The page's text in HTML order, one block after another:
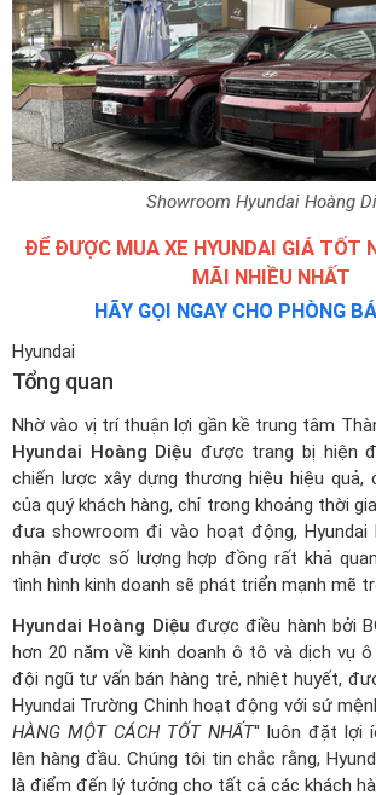
Showroom Hyundai Hoàng
ĐỂ ĐƯỢC MUA XE HYUNDAI GIÁ TỐT
MÃI NHIỀU NHẤT
HÃY GỌI NGAY CHO PHÒNG
Hyundai
Tổng quan
Nhờ vào vị trí thuận lợi gần kề trung tâm
Hyundai Hoàng Diệu được trang bị hiện
chiến lược xây dựng thương hiệu hiệu quả,
của quý khách hàng, chỉ trong khoảng thời
đưa showroom đi vào hoạt động, Hyundai
nhận được số lượng hợp đồng rất khả
tình hình kinh doanh sẽ phát triển mạnh mẽ
Hyundai Hoàng Diệu được điều hành bởi
hơn 20 năm về kinh doanh ô tô và dịch vụ
đội ngũ tư vấn bán hàng trẻ, nhiệt huyết,
Hyundai Trường Chinh hoạt động với sứ
HÀNG MỘT CÁCH TỐT NHẤT'' luôn đặt lợi
lên hàng đầu. Chúng tôi tin chắc rằng,
là điểm đến lý tưởng cho tất cả các khách